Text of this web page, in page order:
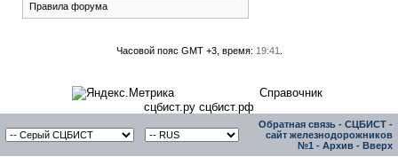
Правила форума
Часовой пояс GMT +3, время: 19:41
Справочник
сцбист.ру сцбист.рф
Обратная связь - СЦБИСТ -
сайт железнодорожников
№1 - Архив - Вверх